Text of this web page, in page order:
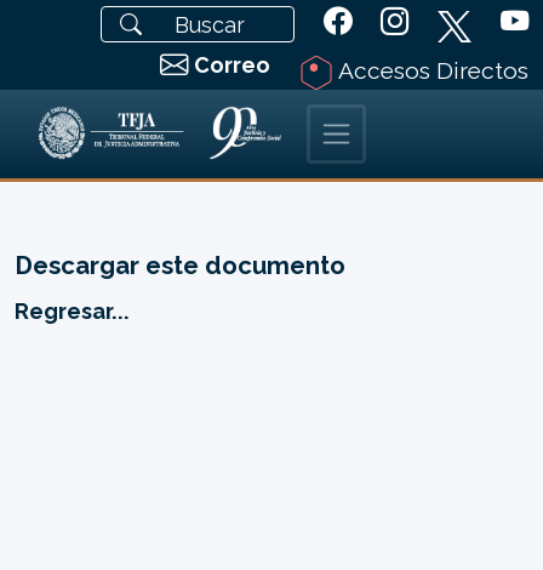
Correo Accesos Directos
Descargar este documento
Regresar...